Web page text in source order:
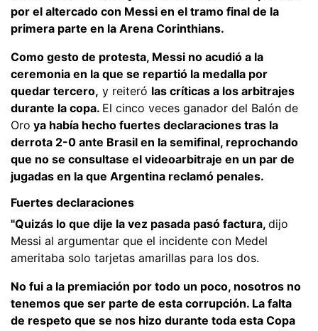
por el altercado con Messi en el tramo final de la
primera parte en la Arena Corinthians.
Como gesto de protesta, Messi no acudió a la
ceremonia en la que se repartió la medalla por
quedar tercero, y reiteró las críticas a los arbitrajes
durante la copa. El cinco veces ganador del Balón de
Oro ya había hecho fuertes declaraciones tras la
derrota 2-0 ante Brasil en la semifinal, reprochando
que no se consultase el videoarbitraje en un par de
jugadas en la que Argentina reclamó penales.
Fuertes declaraciones
"Quizás lo que dije la vez pasada pasó factura, dijo
Messi al argumentar que el incidente con Medel
ameritaba solo tarjetas amarillas para los dos.
No fui a la premiación por todo un poco, nosotros no
tenemos que ser parte de esta corrupción. La falta
de respeto que se nos hizo durante toda esta Copa